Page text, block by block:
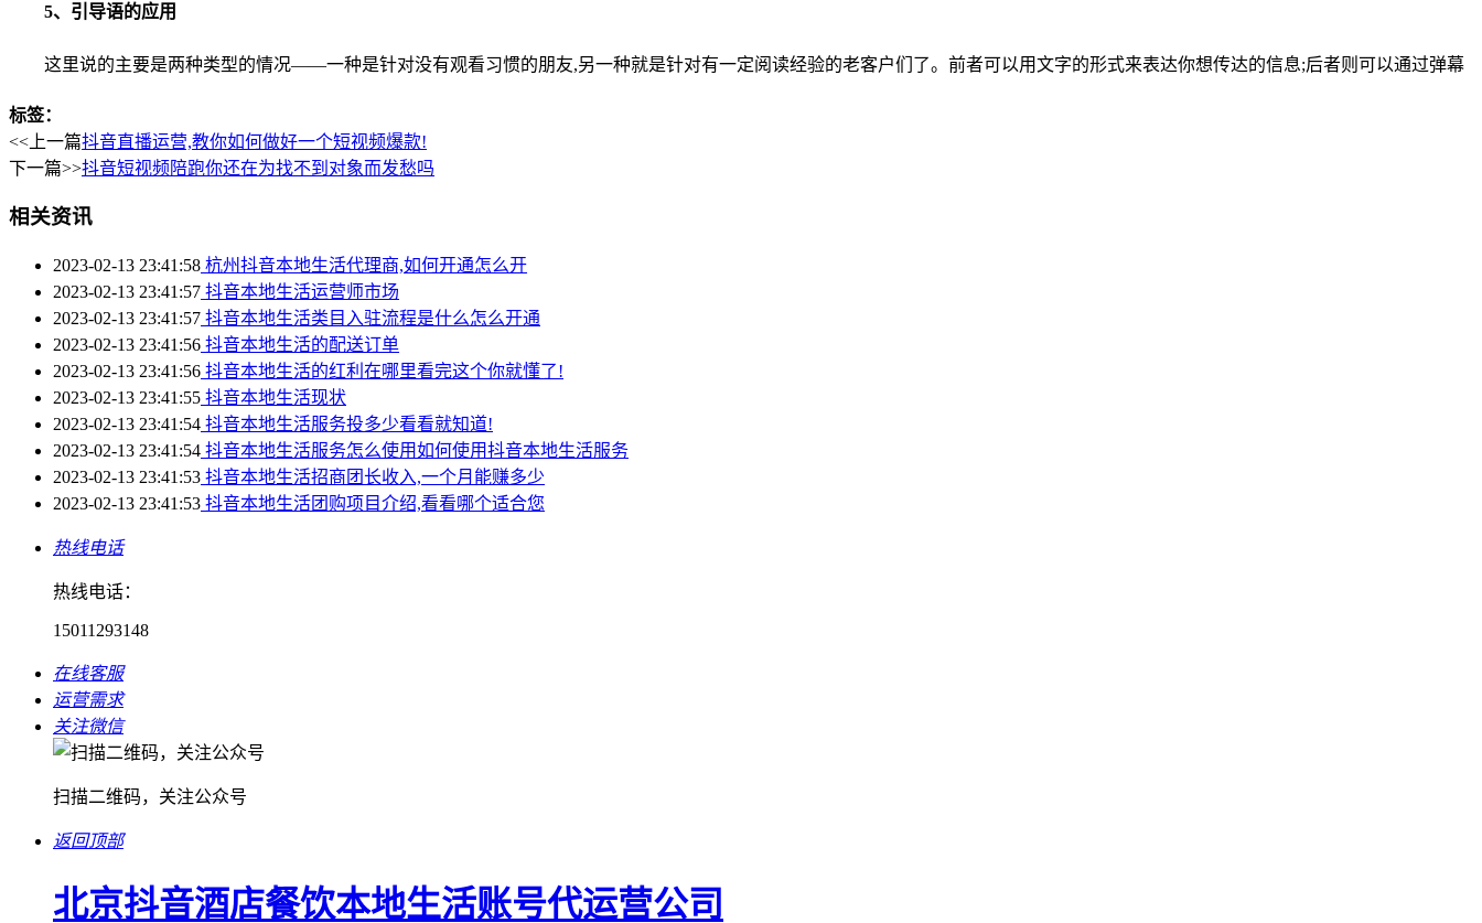
5、引导语的应用
这里说的主要是两种类型的情况——一种是针对没有观看习惯的朋友,另一种就是针对有一定阅读经验的老客户们了。前者可以用文字的形式来表达你想传达的信息;后者则可以通过弹幕
标签：
<<上一篇抖音直播运营,教你如何做好一个短视频爆款!
下一篇>>抖音短视频陪跑你还在为找不到对象而发愁吗
相关资讯
2023-02-13 23:41:58 杭州抖音本地生活代理商,如何开通怎么开
2023-02-13 23:41:57 抖音本地生活运营师市场
2023-02-13 23:41:57 抖音本地生活类目入驻流程是什么怎么开通
2023-02-13 23:41:56 抖音本地生活的配送订单
2023-02-13 23:41:56 抖音本地生活的红利在哪里看完这个你就懂了!
2023-02-13 23:41:55 抖音本地生活现状
2023-02-13 23:41:54 抖音本地生活服务投多少看看就知道!
2023-02-13 23:41:54 抖音本地生活服务怎么使用如何使用抖音本地生活服务
2023-02-13 23:41:53 抖音本地生活招商团长收入,一个月能赚多少
2023-02-13 23:41:53 抖音本地生活团购项目介绍,看看哪个适合您
热线电话
热线电话：
15011293148
在线客服
运营需求
关注微信
扫描二维码，关注公众号
返回顶部
北京抖音酒店餐饮本地生活账号代运营公司